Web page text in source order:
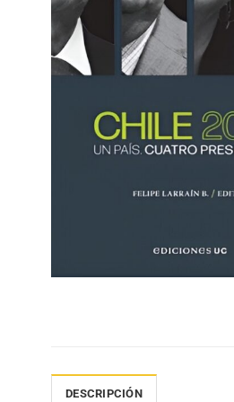
DESCRIPCIÓN